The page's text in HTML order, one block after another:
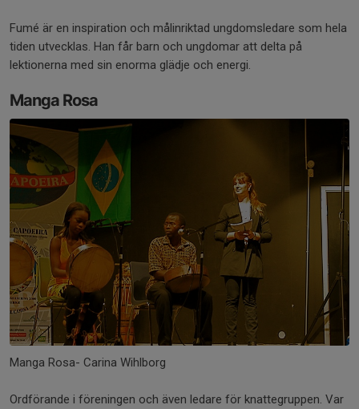
Fumé är en inspiration och målinriktad ungdomsledare som hela
tiden utvecklas. Han får barn och ungdomar att delta på
lektionerna med sin enorma glädje och energi.
Manga Rosa
Manga Rosa- Carina Wihlborg
Ordförande i föreningen och även ledare för knattegruppen. Var